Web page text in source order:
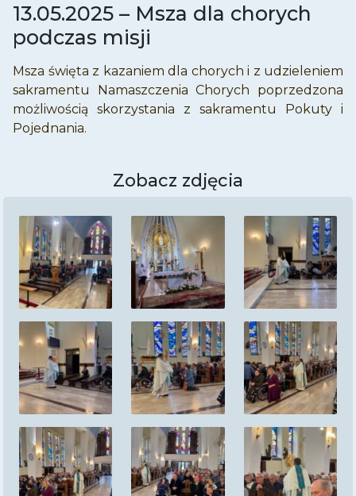
13.05.2025 – Msza dla chorych
podczas misji
Msza święta z kazaniem dla chorych i z udzieleniem
sakramentu Namaszczenia Chorych poprzedzona
możliwością skorzystania z sakramentu Pokuty i
Pojednania.
Zobacz zdjęcia